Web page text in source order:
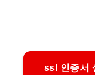
ssl 인증서